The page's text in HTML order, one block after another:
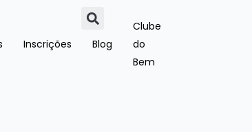
Inscrições Blog
Clube
do
Bem